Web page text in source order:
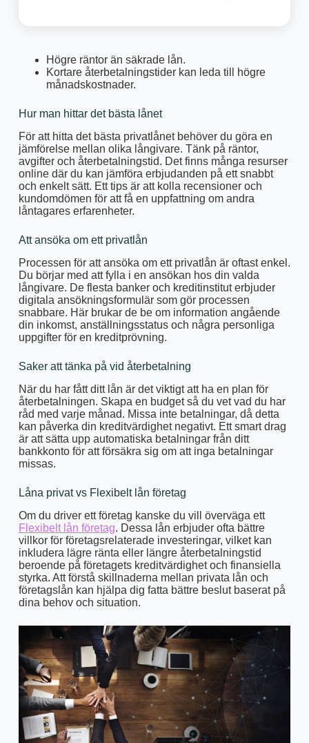
Högre räntor än säkrade lån.
Kortare återbetalningstider kan leda till högre
månadskostnader.
Hur man hittar det bästa lånet
För att hitta det bästa privatlånet behöver du göra en
jämförelse mellan olika långivare. Tänk på räntor,
avgifter och återbetalningstid. Det finns många resurser
online där du kan jämföra erbjudanden på ett snabbt
och enkelt sätt. Ett tips är att kolla recensioner och
kundomdömen för att få en uppfattning om andra
låntagares erfarenheter.
Att ansöka om ett privatlån
Processen för att ansöka om ett privatlån är oftast enkel.
Du börjar med att fylla i en ansökan hos din valda
långivare. De flesta banker och kreditinstitut erbjuder
digitala ansökningsformulär som gör processen
snabbare. Här brukar de be om information angående
din inkomst, anställningsstatus och några personliga
uppgifter för en kreditprövning.
Saker att tänka på vid återbetalning
När du har fått ditt lån är det viktigt att ha en plan för
återbetalningen. Skapa en budget så du vet vad du har
råd med varje månad. Missa inte betalningar, då detta
kan påverka din kreditvärdighet negativt. Ett smart drag
är att sätta upp automatiska betalningar från ditt
bankkonto för att försäkra sig om att inga betalningar
missas.
Låna privat vs Flexibelt lån företag
Om du driver ett företag kanske du vill överväga ett
Flexibelt lån företag. Dessa lån erbjuder ofta bättre
villkor för företagsrelaterade investeringar, vilket kan
inkludera lägre ränta eller längre återbetalningstid
beroende på företagets kreditvärdighet och finansiella
styrka. Att förstå skillnaderna mellan privata lån och
företagslån kan hjälpa dig fatta bättre beslut baserat på
dina behov och situation.